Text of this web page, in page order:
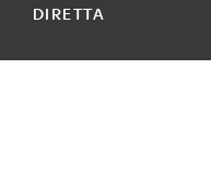
DIRETTA